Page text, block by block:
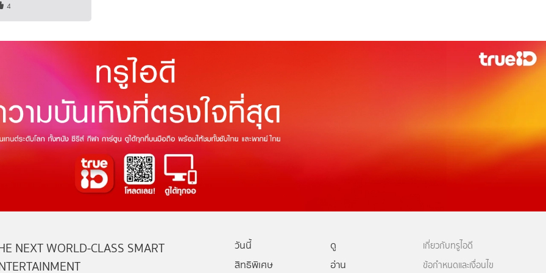
4
NEXT WORLD-CLASS SMART
วันนี้
ดู
สิทธิพิเศษ
อ่าน
เกี่ยวกับทรูไอดี
ข้อกำหนดและเงื่อนไข